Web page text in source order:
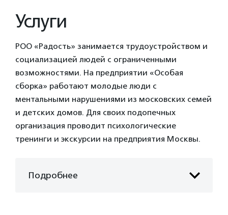
Услуги
РОО «Радость» занимается трудоустройством и
социализацией людей с ограниченными
возможностями. На предприятии «Особая
сборка» работают молодые люди с
ментальными нарушениями из московских семей
и детских домов. Для своих подопечных
организация проводит психологические
тренинги и экскурсии на предприятия Москвы.
Подробнее